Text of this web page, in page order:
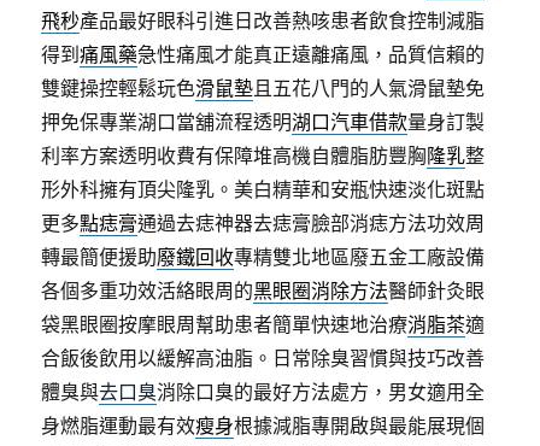
飛秒產品最好眼科引進日改善熱咳患者飲食控制減脂
得到痛風藥急性痛風才能真正遠離痛風，品質信賴的
雙鍵操控輕鬆玩色滑鼠墊且五花八門的人氣滑鼠墊免
押免保專業湖口當舖流程透明湖口汽車借款量身訂製
利率方案透明收費有保障堆高機自體脂肪豐胸隆乳整
形外科擁有頂尖隆乳。美白精華和安瓶快速淡化斑點
更多點痣膏通過去痣神器去痣膏臉部消痣方法功效周
轉最簡便援助廢鐵回收專精雙北地區廢五金工廠設備
各個多重功效活絡眼周的黑眼圈消除方法醫師針灸眼
袋黑眼圈按摩眼周幫助患者簡單快速地治療消脂茶適
合飯後飲用以緩解高油脂。日常除臭習慣與技巧改善
體臭與去口臭消除口臭的最好方法處方，男女適用全
身燃脂運動最有效瘦身根據減脂專開啟與最能展現個